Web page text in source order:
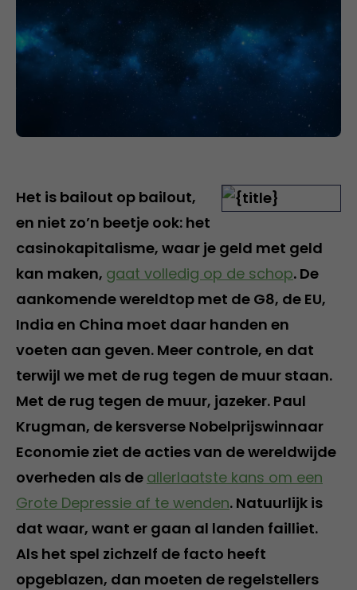
Het is bailout op bailout,
en niet zo’n beetje ook: het
casinokapitalisme, waar je geld met geld
kan maken, gaat volledig op de schop. De
aankomende wereldtop met de G8, de EU,
India en China moet daar handen en
voeten aan geven. Meer controle, en dat
terwijl we met de rug tegen de muur staan.
Met de rug tegen de muur, jazeker. Paul
Krugman, de kersverse Nobelprijswinnaar
Economie ziet de acties van de wereldwijde
overheden als de allerlaatste kans om een
Grote Depressie af te wenden. Natuurlijk is
dat waar, want er gaan al landen failliet.
Als het spel zichzelf de facto heeft
opgeblazen, dan moeten de regelstellers